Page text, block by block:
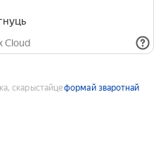
Cloud
скарыстайцеформай зваротнай